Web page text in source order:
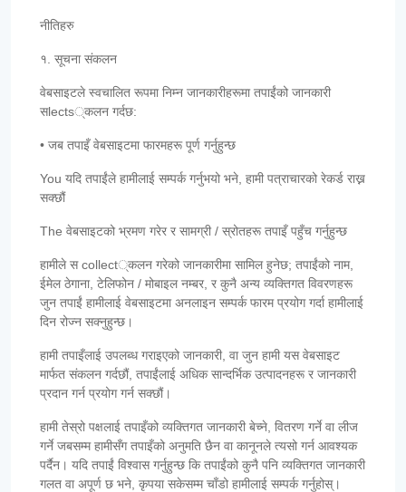
नीतिहरु
१. सूचना संकलन
वेबसाइटले स्वचालित रूपमा निम्न जानकारीहरूमा तपाईंको जानकारी
सlects्कलन गर्दछ:
• जब तपाइँ वेबसाइटमा फारमहरू पूर्ण गर्नुहुन्छ
You यदि तपाईंले हामीलाई सम्पर्क गर्नुभयो भने, हामी पत्राचारको रेकर्ड राख्न
सक्छौं
The वेबसाइटको भ्रमण गरेर र सामग्री / स्रोतहरू तपाइँ पहुँच गर्नुहुन्छ
हामीले स collect्कलन गरेको जानकारीमा सामिल हुनेछ; तपाईंको नाम,
ईमेल ठेगाना, टेलिफोन / मोबाइल नम्बर, र कुनै अन्य व्यक्तिगत विवरणहरू
जुन तपाईं हामीलाई वेबसाइटमा अनलाइन सम्पर्क फारम प्रयोग गर्दा हामीलाई
दिन रोज्न सक्नुहुन्छ।
हामी तपाइँलाई उपलब्ध गराइएको जानकारी, वा जुन हामी यस वेबसाइट
मार्फत संकलन गर्दछौं, तपाईंलाई अधिक सान्दर्भिक उत्पादनहरू र जानकारी
प्रदान गर्न प्रयोग गर्न सक्छौं।
हामी तेस्रो पक्षलाई तपाइँको व्यक्तिगत जानकारी बेच्ने, वितरण गर्ने वा लीज
गर्ने जबसम्म हामीसँग तपाइँको अनुमति छैन वा कानूनले त्यसो गर्न आवश्यक
पर्दैन। यदि तपाईं विश्वास गर्नुहुन्छ कि तपाईंको कुनै पनि व्यक्तिगत जानकारी
गलत वा अपूर्ण छ भने, कृपया सकेसम्म चाँडो हामीलाई सम्पर्क गर्नुहोस्।